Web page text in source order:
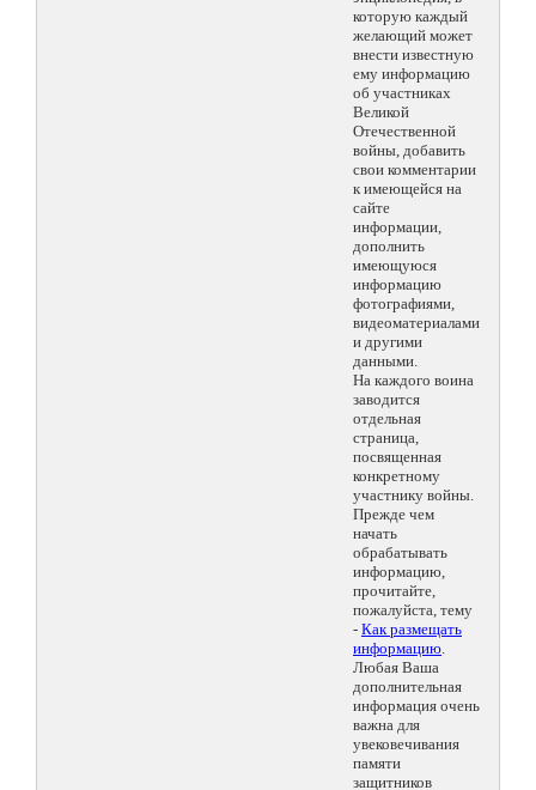
которую каждый
желающий может
внести известную
ему информацию
об участниках
Великой
Отечественной
войны, добавить
свои комментарии
к имеющейся на
сайте
информации,
дополнить
имеющуюся
информацию
фотографиями,
видеоматериалами
и другими
данными.
На каждого воина
заводится
отдельная
страница,
посвященная
конкретному
участнику войны.
Прежде чем
начать
обрабатывать
информацию,
прочитайте,
пожалуйста, тему
- Как размещать
информацию.
Любая Ваша
дополнительная
информация очень
важна для
увековечивания
памяти
защитников